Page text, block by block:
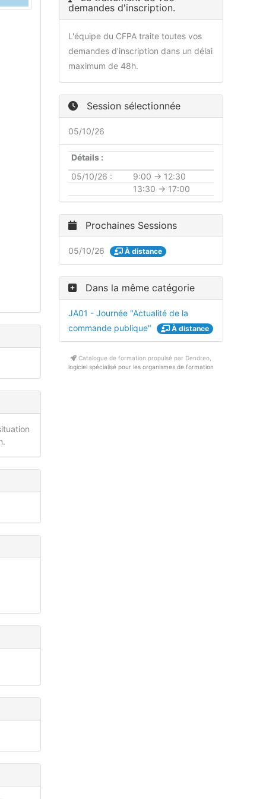
demandes d'inscription.
L'équipe du CFPA traite toutes vos
demandes d'inscription dans un délai
maximum de 48h.
Session sélectionnée
05/10/26
Détails :
05/10/26 :
9:00 → 12:30
13:30 → 17:00
Prochaines Sessions
05/10/26 À distance
Dans la même catégorie
JA01 - Journée "Actualité de la
commande publique"
À distance
Catalogue de formation propulsé par Dendreo,
logiciel spécialisé pour les organismes de formation